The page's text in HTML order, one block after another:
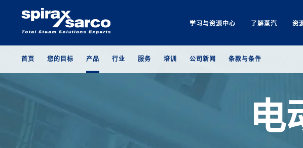
学习与资源中心 了解蒸汽 资
首页 您的目标 产品 行业 服务 培训 公司新闻 条款与条件
电